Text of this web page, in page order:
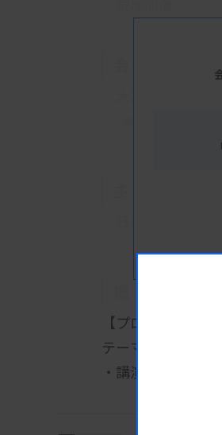
大宮ソニックシ
埼玉県さいたま
日本臨床衛生検
【プログラム】
テーマ：血液学
・講演1：クロ
下村大樹先生